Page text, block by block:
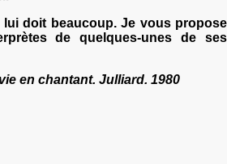
lui doit beaucoup. Je vous propose
de quelques-unes de ses
en chantant. Julliard. 1980